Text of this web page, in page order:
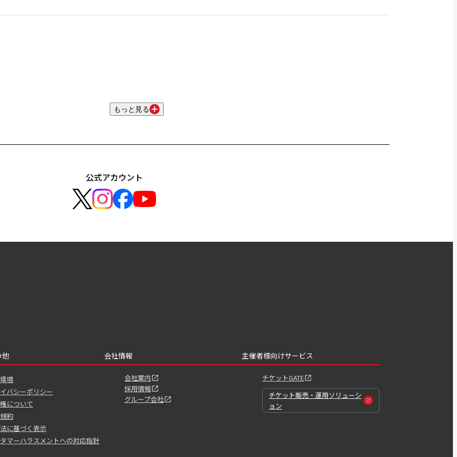
もっと見る
公式アカウント
他
境
バシーポリシー
について
約
に基づく表示
マーハラスメントへの対応指針
会社情報
会社案内
採用情報
グループ会社
主催者様向けサービス
チケットGATE
チケット販売・運用ソリューシ
ョン